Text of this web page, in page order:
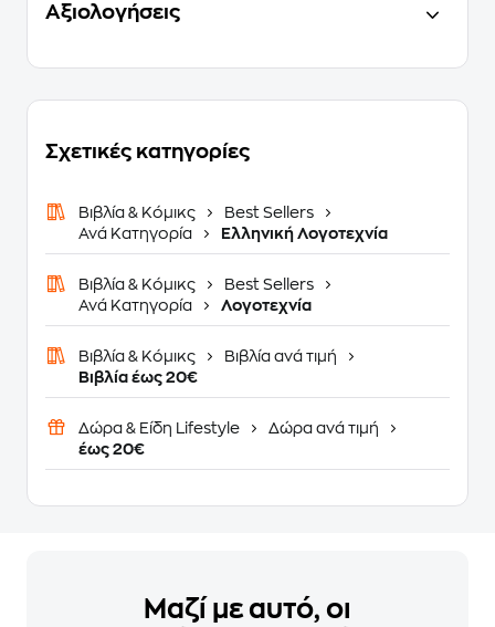
Αξιολογήσεις
Σχετικές κατηγορίες
Βιβλία & Κόμικς
Best Sellers
Ανά Κατηγορία
Ελληνική Λογοτεχνία
Βιβλία & Κόμικς
Best Sellers
Ανά Κατηγορία
Λογοτεχνία
Βιβλία & Κόμικς
Βιβλία ανά τιμή
Βιβλία έως 20€
Δώρα & Είδη Lifestyle
Δώρα ανά τιμή
έως 20€
Μαζί με αυτό, οι